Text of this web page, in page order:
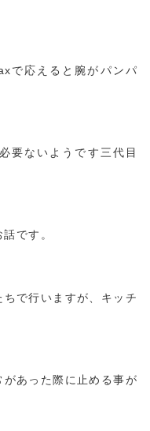
で応えると腕がパンパ
要ないようです三代目
です。
で行いますが、キッチ
があった際に止める事が